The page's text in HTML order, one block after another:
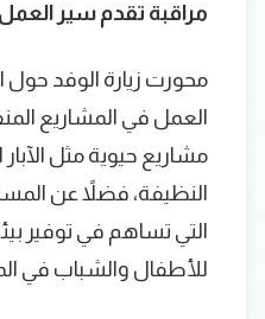
مراقبة تقدم سير
محورت زيارة الوفد حول
العمل في المشاريع
مشاريع حيوية مثل
النظيفة، فضلاً عن
التي تساهم في توفير
للأطفال والشباب في